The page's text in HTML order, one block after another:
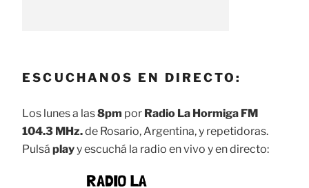
ESCUCHANOS EN DIRECTO:
Los lunes a las8pm por Radio La Hormiga FM
104.3 MHz.de Rosario, Argentina, y repetidoras.
Pulsá playy escuchá la radio en vivo y en directo: